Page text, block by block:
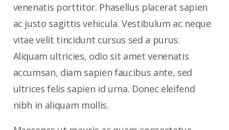
venenatis porttitor. Phasellus placerat sapien
ac justo sagittis vehicula. Vestibulum ac neque
vitae velit tincidunt cursus sed a purus.
Aliquam ultricies, odio sit amet venenatis
accumsan, diam sapien faucibus ante, sed
ultrices felis sapien id urna. Donec eleifend
nibh in aliquam mollis.